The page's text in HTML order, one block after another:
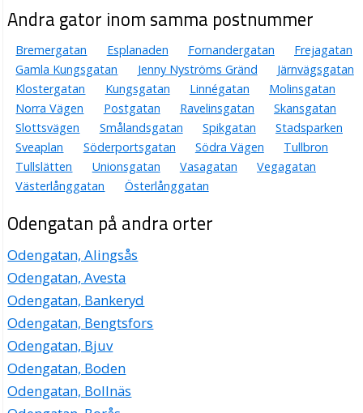
Andra gator inom samma postnummer
Bremergatan Esplanaden Fornandergatan
Frejagatan
Gamla Kungsgatan
Jenny Nyströms Gränd
Järnvägsgatan
Klostergatan
Kungsgatan Linnégatan
Molinsgatan
Norra Vägen
Postgatan Ravelinsgatan
Skansgatan
Slottsvägen
Smålandsgatan Spikgatan
Stadsparken
Sveaplan
Söderportsgatan Södra Vägen
Tullbron
Tullslätten
Unionsgatan Vasagatan
Vegagatan
Västerlånggatan
Österlånggatan
Odengatan på andra orter
Odengatan, Alingsås
Odengatan, Avesta
Odengatan, Bankeryd
Odengatan, Bengtsfors
Odengatan, Bjuv
Odengatan, Boden
Odengatan, Bollnäs